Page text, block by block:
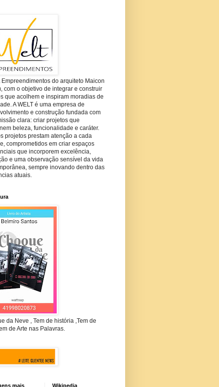
Empreendimentos do arquiteto Maicon
com o objetivo de integrar e construir
que acolhem e inspiram moradias de
A WELT é uma empresa de
e construção fundada com
clara: criar projetos que
beleza, funcionalidade e caráter.
projetos prestam atenção a cada
comprometidos em criar espaços
que incorporem excelência,
e uma observação sensível da vida
sempre inovando dentro das
atuais.
da Neve , Tem de história ,Tem de
de Arte nas Palavras.
mais Wikipedia